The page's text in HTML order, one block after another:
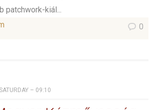
patchwork-kiál...
0
– 09:10